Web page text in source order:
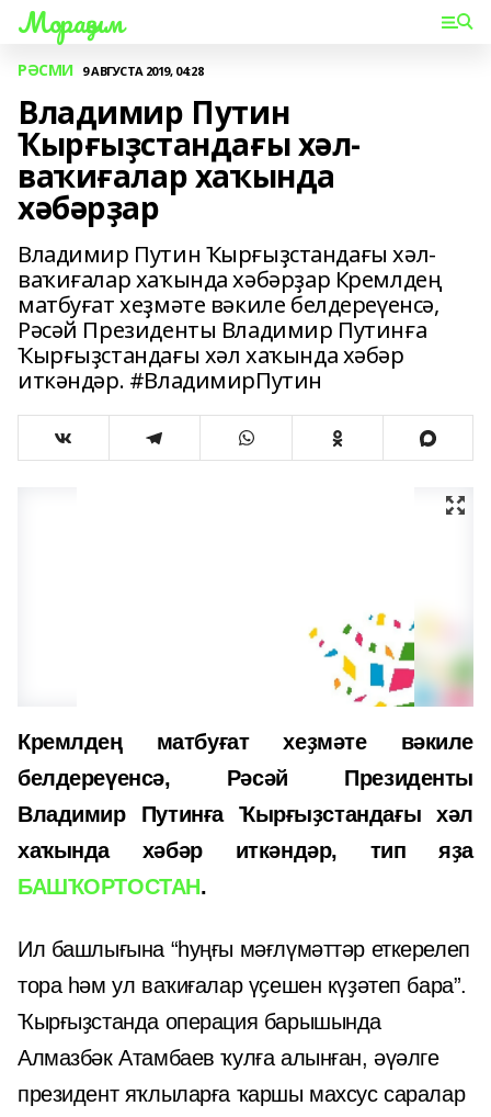
Мораҙым
РӘСМИ 9 АВГУСТА 2019, 04:28
Владимир Путин
Ҡырғыҙстандағы хәл-
ваҡиғалар хаҡында
хәбәрҙар
Владимир Путин Ҡырғыҙстандағы хәл-
ваҡиғалар хаҡында хәбәрҙар Кремлдең
матбуғат хеҙмәте вәкиле белдереүенсә,
Рәсәй Президенты Владимир Путинға
Ҡырғыҙстандағы хәл хаҡында хәбәр
иткәндәр. #ВладимирПутин
Кремлдең матбуғат хеҙмәте вәкиле
белдереүенсә, Рәсәй Президенты
Владимир Путинға Ҡырғыҙстандағы хәл
хаҡында хәбәр иткәндәр, тип яҙа
БАШҠОРТОСТАН.
Ил башлығына “һуңғы мәғлүмәттәр еткерелеп
тора һәм ул ваҡиғалар үҫешен күҙәтеп бара”.
Ҡырғыҙстанда операция барышында
Алмазбәк Атамбаев ҡулға алынған, әүәлге
президент яҡлыларға ҡаршы махсус саралар